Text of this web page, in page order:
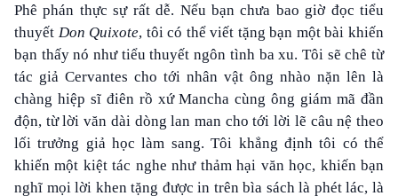
Phê phán thực sự rất dễ. Nếu bạn chưa bao giờ đọc tiểu
thuyết Don Quixote, tôi có thể viết tặng bạn một bài khiến
bạn thấy nó như tiểu thuyết ngôn tình ba xu. Tôi sẽ chê từ
tác giả Cervantes cho tới nhân vật ông nhào nặn lên là
chàng hiệp sĩ điên rồ xứ Mancha cùng ông giám mã đần
độn, từ lời văn dài dòng lan man cho tới lời lẽ câu nệ theo
lối trưởng giả học làm sang. Tôi khẳng định tôi có thể
khiến một kiệt tác nghe như thảm hại văn học, khiến bạn
nghĩ mọi lời khen tặng được in trên bìa sách là phét lác, là